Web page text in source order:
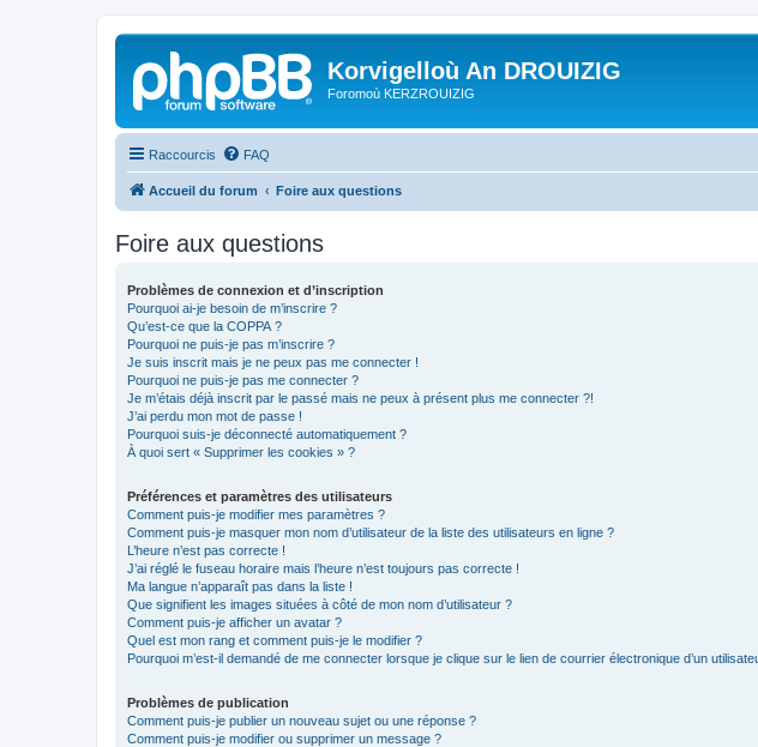
Korvigelloù An DROUIZIG
Foromoù KERZROUIZIG
Raccourcis FAQ
Accueil du forum Foire aux questions
Foire aux questions
Problèmes de connexion et d’inscription
Pourquoi ai-je besoin de m’inscrire ?
Qu’est-ce que la COPPA ?
Pourquoi ne puis-je pas m’inscrire ?
Je suis inscrit mais je ne peux pas me connecter !
Pourquoi ne puis-je pas me connecter ?
Je m’étais déjà inscrit par le passé mais ne peux à présent plus me connecter ?!
J’ai perdu mon mot de passe !
Pourquoi suis-je déconnecté automatiquement ?
À quoi sert « Supprimer les cookies » ?
Préférences et paramètres des utilisateurs
Comment puis-je modifier mes paramètres ?
Comment puis-je masquer mon nom d’utilisateur de la liste des utilisateurs en ligne ?
L’heure n’est pas correcte !
J’ai réglé le fuseau horaire mais l’heure n’est toujours pas correcte !
Ma langue n’apparaît pas dans la liste !
Que signifient les images situées à côté de mon nom d’utilisateur ?
Comment puis-je afficher un avatar ?
Quel est mon rang et comment puis-je le modifier ?
Pourquoi m’est-il demandé de me connecter lorsque je clique sur le lien de courrier électronique d’un
Problèmes de publication
Comment puis-je publier un nouveau sujet ou une réponse ?
Comment puis-je modifier ou supprimer un message ?